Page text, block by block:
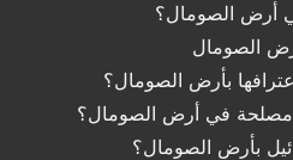
أرض الصومال؟
الصومال
بأرض الصومال؟
مصلحة في أرض الصومال؟
بأرض الصومال؟